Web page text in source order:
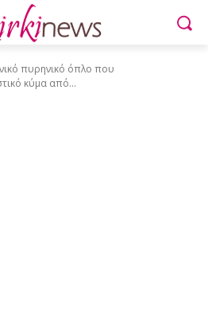
πυρηνικό όπλο που
κύμα από...